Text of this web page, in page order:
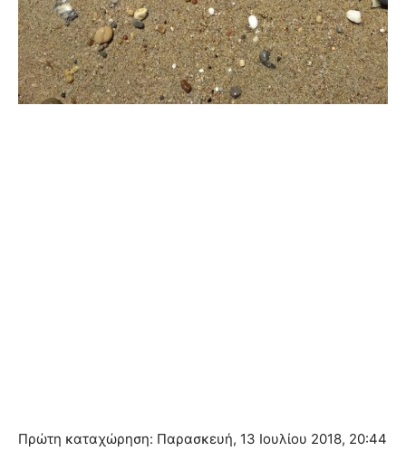
Πρώτη καταχώρηση: Παρασκευή, 13 Ιουλίου 2018, 20:44